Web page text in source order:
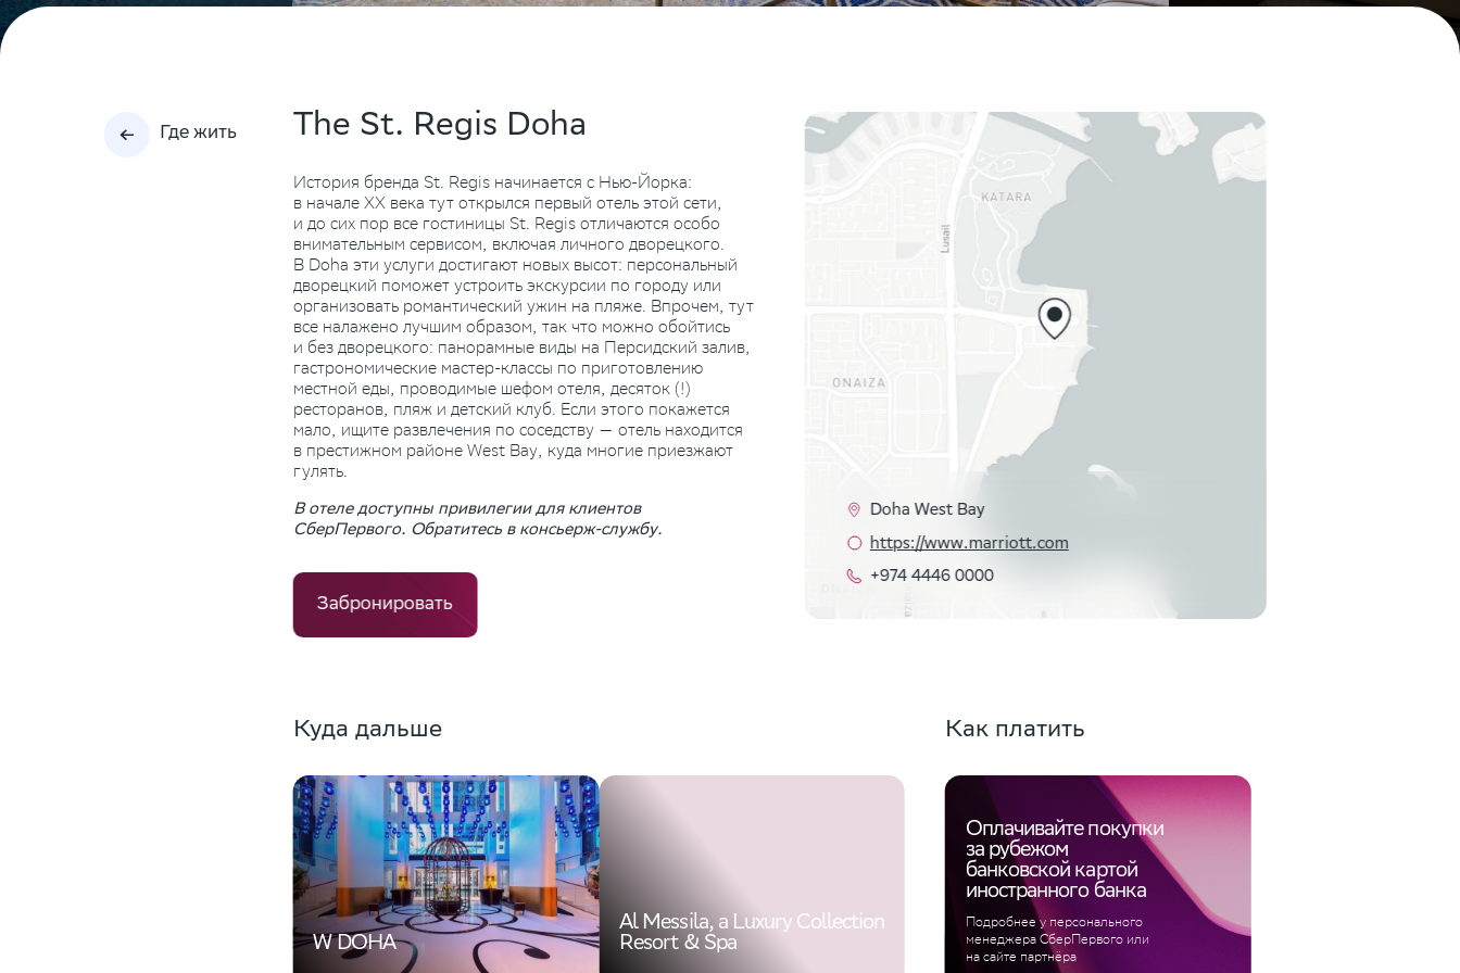
Где жить The St. Regis Doha
История бренда St. Regis начинается с Нью-Йорка:
в начале XX века тут открылся первый отель этой сети,
и до сих пор все гостиницы St. Regis отличаются особо
внимательным сервисом, включая личного дворецкого.
В Doha эти услуги достигают новых высот: персональный
дворецкий поможет устроить экскурсии по городу или
организовать романтический ужин на пляже. Впрочем, тут
все налажено лучшим образом, так что можно обойтись
и без дворецкого: панорамные виды на Персидский залив,
гастрономические мастер-классы по приготовлению
местной еды, проводимые шефом отеля, десяток (!)
ресторанов, пляж и детский клуб. Если этого покажется
мало, ищите развлечения по соседству — отель находится
в престижном районе West Bay, куда многие приезжают
гулять.
В отеле доступны привилегии для клиентов
СберПервого. Обратитесь в консьерж-службу.
Забронировать
Doha West Bay
https://www.marriott.com
+974 4446 0000
Куда дальше
W DOHA
Al Messila, a Luxury Collection
Resort & Spa
Как платить
Оплачивайте покупки
за рубежом
банковской картой
иностранного банка
Подробнее у персонального
менеджера СберПервого или
на сайте партнёра